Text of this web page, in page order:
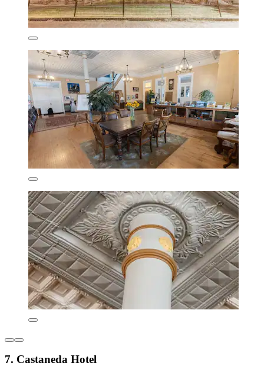
7. Castaneda Hotel